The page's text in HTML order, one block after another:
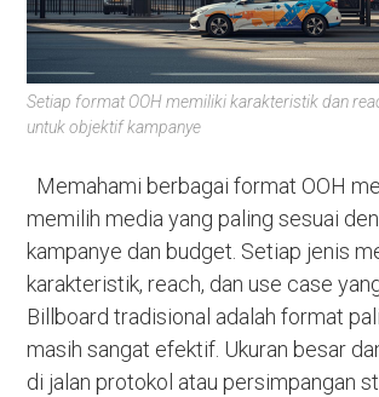
Setiap format OOH memiliki karakteristik dan
untuk objektif kampanye
Memahami berbagai format OOH
memilih media yang paling sesuai
kampanye dan budget. Setiap jenis
karakteristik, reach, dan use case
Billboard tradisional adalah format
masih sangat efektif. Ukuran besar
di jalan protokol atau persimpangan